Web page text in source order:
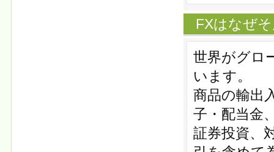
FXはなぜ
世界がグロ
います。
商品の輸出
子・配当金
証券投資、